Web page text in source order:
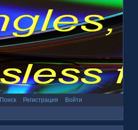
Поиск Регистрация Войти